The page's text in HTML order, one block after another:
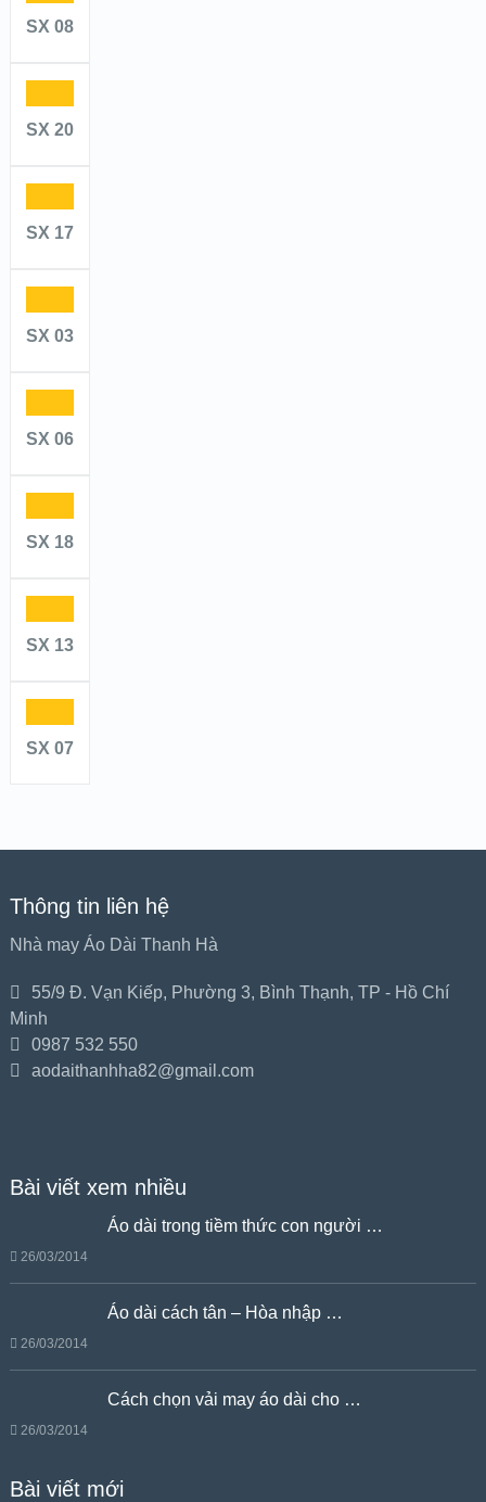
SX 08
SX 20
SX 17
SX 03
SX 06
SX 18
SX 13
SX 07
Thông tin liên hệ
Nhà may Áo Dài Thanh Hà
55/9 Đ. Vạn Kiếp, Phường 3, Bình Thạnh, TP - Hồ Chí
Minh
0987 532 550
aodaithanhha82@gmail.com
Bài viết xem nhiều
Áo dài trong tiềm thức con người …
26/03/2014
Áo dài cách tân – Hòa nhập …
26/03/2014
Cách chọn vải may áo dài cho …
26/03/2014
Bài viết mới